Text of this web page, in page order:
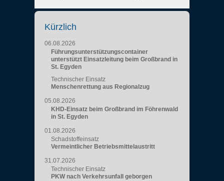
Kürzlich
06.08.2026
Führungsunterstützungscontainer
unterstützt Einsatzleitung beim Großbrand in
St. Egyden
Technischer Einsatz
Menschenrettung aus Regionalzug
05.08.2026
KHD-Einsatz beim Großbrand im Föhrenwald
in St. Egyden
01.08.2026
Schadstoffeinsatz
Vermeintlicher Betriebsmittelaustritt
31.07.2026
Technischer Einsatz
PKW nach Verkehrsunfall geborgen